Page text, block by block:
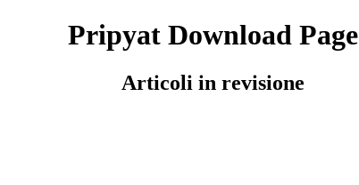
Pripyat Download Page
Articoli in revisione